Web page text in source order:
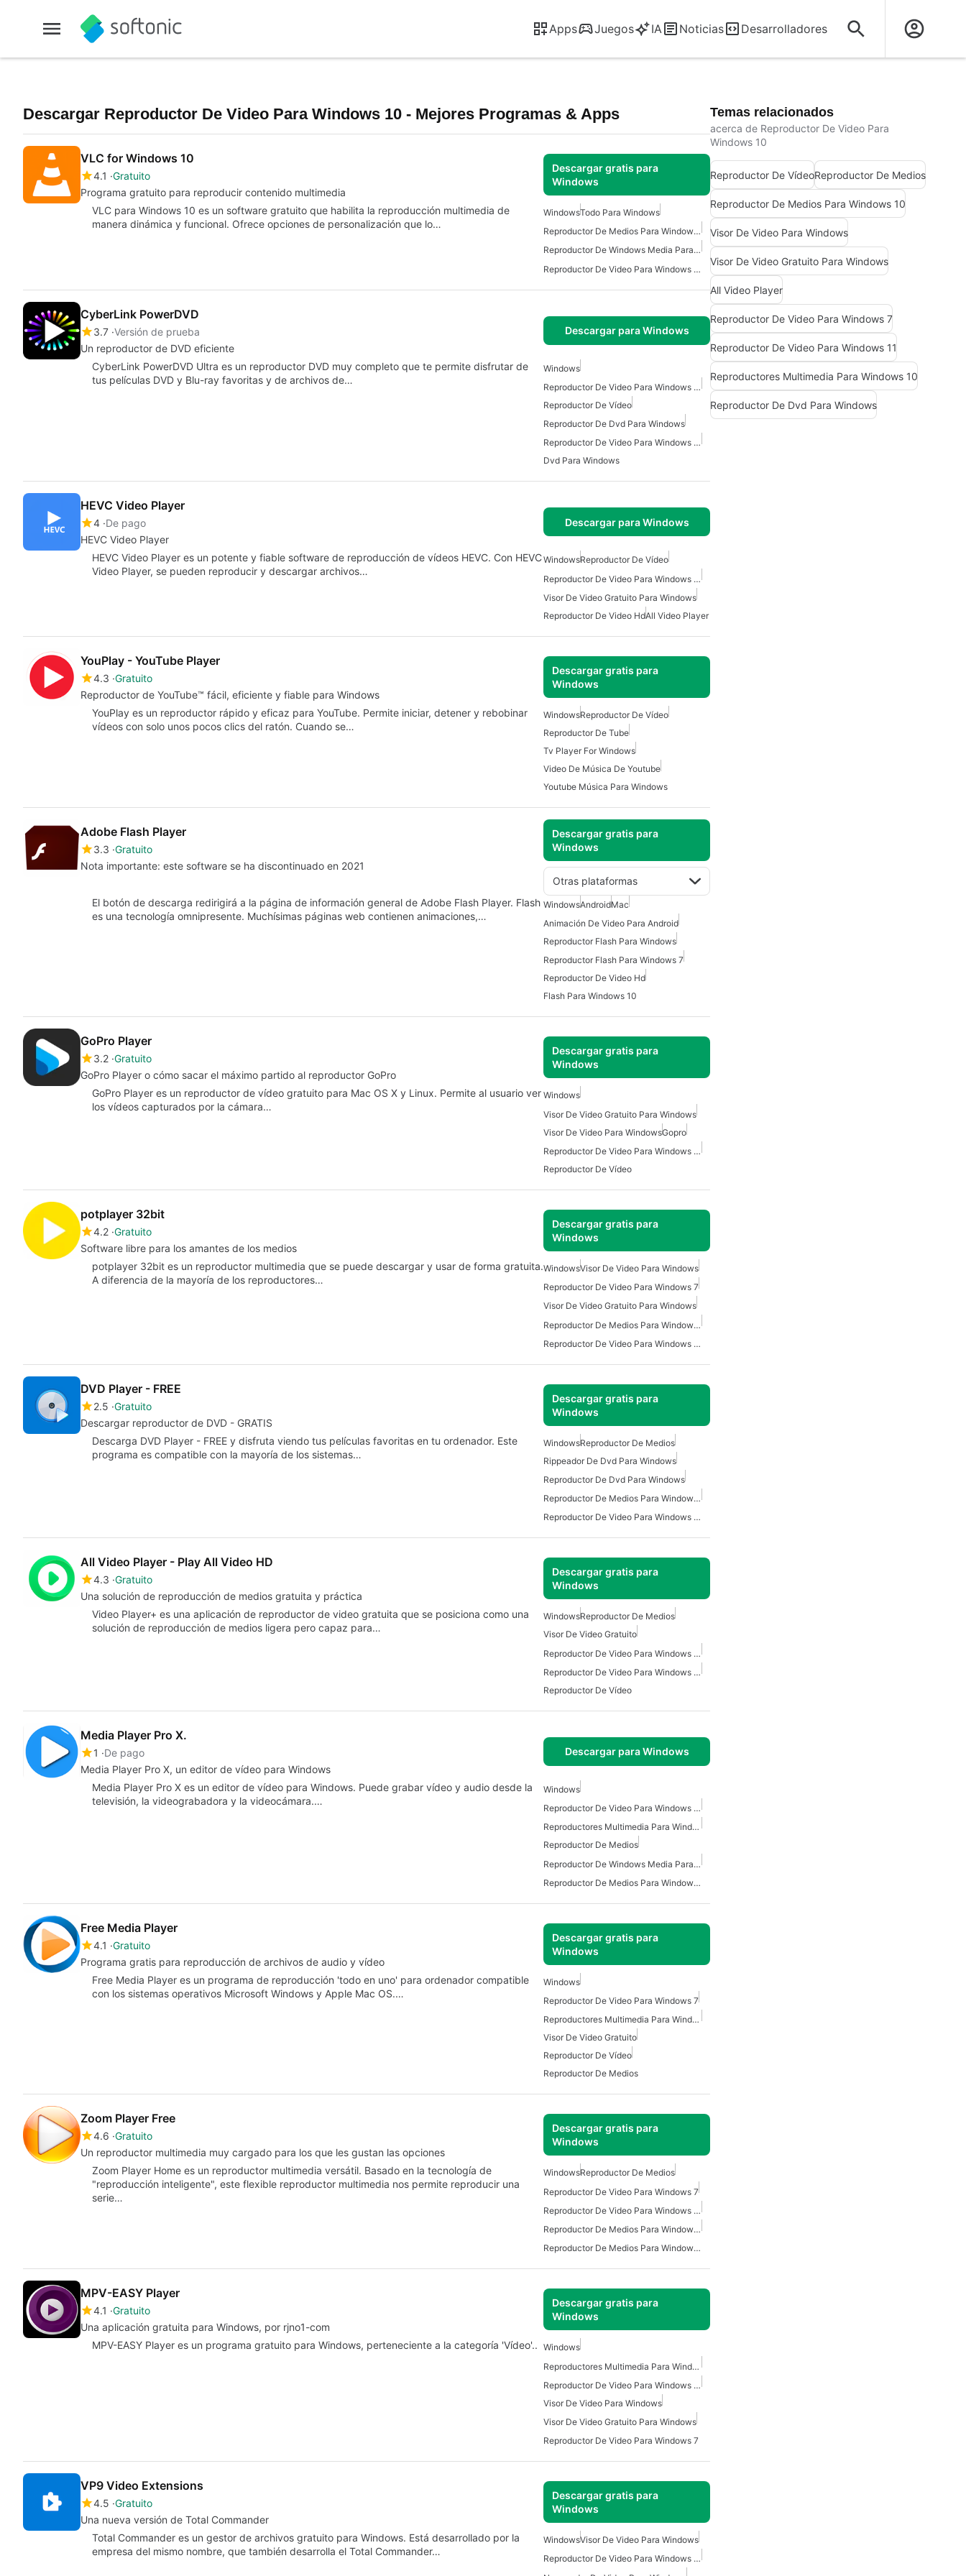
Apps Juegos IA Noticias Desarrolladores
Descargar Reproductor De Video Para Windows 10 - Mejores Programas & Apps
VLC for Windows 10
4.1 Gratuito
Programa gratuito para reproducir contenido multimedia
Descargar gratis para
Windows
VLC para Windows 10 es un software gratuito que habilita la reproducción multimedia de
manera dinámica y funcional. Ofrece opciones de personalización que lo…
WindowsTodo Para Windows
Reproductor De Medios Para Windows 10
Reproductor De Windows Media Para Windows 10
Reproductor De Video Para Windows 10
CyberLink PowerDVD
3.7 Versión de prueba
Un reproductor de DVD eficiente
Descargar para Windows
CyberLink PowerDVD Ultra es un reproductor DVD muy completo que te permite disfrutar de
tus películas DVD y Blu-ray favoritas y de archivos de…
Windows
Reproductor De Video Para Windows 10
Reproductor De Vídeo
Reproductor De Dvd Para Windows
Reproductor De Video Para Windows 11
Dvd Para Windows
HEVC Video Player
4 De pago
HEVC Video Player
Descargar para Windows
HEVC Video Player es un potente y fiable software de reproducción de vídeos HEVC. Con HEVC
Video Player, se pueden reproducir y descargar archivos…
WindowsReproductor De Vídeo
Reproductor De Video Para Windows 11
Visor De Video Gratuito Para Windows
Reproductor De Video HdAll Video Player
YouPlay - YouTube Player
4.3 Gratuito
Reproductor de YouTube™ fácil, eficiente y fiable para Windows
Descargar gratis para
Windows
YouPlay es un reproductor rápido y eficaz para YouTube. Permite iniciar, detener y rebobinar
vídeos con solo unos pocos clics del ratón. Cuando se…
WindowsReproductor De Vídeo
Reproductor De Tube
Tv Player For Windows
Video De Música De Youtube
Youtube Música Para Windows
Adobe Flash Player
3.3 Gratuito
Nota importante: este software se ha discontinuado en 2021
Descargar gratis para
Windows
Otras plataformas
El botón de descarga redirigirá a la página de información general de Adobe Flash Player. Flash
es una tecnología omnipresente. Muchísimas páginas web contienen animaciones,…
WindowsAndroidMac
Animación De Video Para Android
Reproductor Flash Para Windows
Reproductor Flash Para Windows 7
Reproductor De Video Hd
Flash Para Windows 10
GoPro Player
3.2 Gratuito
GoPro Player o cómo sacar el máximo partido al reproductor GoPro
Descargar gratis para
Windows
GoPro Player es un reproductor de vídeo gratuito para Mac OS X y Linux. Permite al usuario ver
los vídeos capturados por la cámara…
Windows
Visor De Video Gratuito Para Windows
Visor De Video Para WindowsGopro
Reproductor De Video Para Windows 10
Reproductor De Vídeo
potplayer 32bit
4.2 Gratuito
Software libre para los amantes de los medios
Descargar gratis para
Windows
potplayer 32bit es un reproductor multimedia que se puede descargar y usar de forma gratuita.
A diferencia de la mayoría de los reproductores…
WindowsVisor De Video Para Windows
Reproductor De Video Para Windows 7
Visor De Video Gratuito Para Windows
Reproductor De Medios Para Windows 10
Reproductor De Video Para Windows 10
DVD Player - FREE
2.5 Gratuito
Descargar reproductor de DVD - GRATIS
Descargar gratis para
Windows
Descarga DVD Player - FREE y disfruta viendo tus películas favoritas en tu ordenador. Este
programa es compatible con la mayoría de los sistemas…
WindowsReproductor De Medios
Rippeador De Dvd Para Windows
Reproductor De Dvd Para Windows
Reproductor De Medios Para Windows 10
Reproductor De Video Para Windows 11
All Video Player - Play All Video HD
4.3 Gratuito
Una solución de reproducción de medios gratuita y práctica
Descargar gratis para
Windows
Video Player+ es una aplicación de reproductor de video gratuita que se posiciona como una
solución de reproducción de medios ligera pero capaz para…
WindowsReproductor De Medios
Visor De Video Gratuito
Reproductor De Video Para Windows 11
Reproductor De Video Para Windows 10
Reproductor De Vídeo
Media Player Pro X.
1
De pago
Media Player Pro X, un editor de vídeo para Windows
Descargar para Windows
Media Player Pro X es un editor de vídeo para Windows. Puede grabar vídeo y audio desde la
televisión, la videograbadora y la videocámara.…
Windows
Reproductor De Video Para Windows 11
Reproductores Multimedia Para Windows 10
Reproductor De Medios
Reproductor De Windows Media Para Windows 10
Reproductor De Medios Para Windows 10
Free Media Player
4.1 Gratuito
Programa gratis para reproducción de archivos de audio y vídeo
Descargar gratis para
Windows
Free Media Player es un programa de reproducción 'todo en uno' para ordenador compatible
con los sistemas operativos Microsoft Windows y Apple Mac OS.…
Windows
Reproductor De Video Para Windows 7
Reproductores Multimedia Para Windows 10
Visor De Video Gratuito
Reproductor De Vídeo
Reproductor De Medios
Zoom Player Free
4.6 Gratuito
Un reproductor multimedia muy cargado para los que les gustan las opciones
Descargar gratis para
Windows
Zoom Player Home es un reproductor multimedia versátil. Basado en la tecnología de
"reproducción inteligente", este flexible reproductor multimedia nos permite reproducir una
serie…
WindowsReproductor De Medios
Reproductor De Video Para Windows 7
Reproductor De Video Para Windows 10
Reproductor De Medios Para Windows 10
Reproductor De Medios Para Windows 7
MPV-EASY Player
4.1 Gratuito
Una aplicación gratuita para Windows, por rjno1-com
Descargar gratis para
Windows
MPV-EASY Player es un programa gratuito para Windows, perteneciente a la categoría 'Vídeo'.. Windows
Reproductores Multimedia Para Windows 10
Reproductor De Video Para Windows 10
Visor De Video Para Windows
Visor De Video Gratuito Para Windows
Reproductor De Video Para Windows 7
VP9 Video Extensions
4.5 Gratuito
Una nueva versión de Total Commander
Descargar gratis para
Windows
Total Commander es un gestor de archivos gratuito para Windows. Está desarrollado por la
empresa del mismo nombre, que también desarrolla el Total Commander…
WindowsVisor De Video Para Windows
Reproductor De Video Para Windows 10
Temas relacionados
acerca de Reproductor De Video Para
Windows 10
Reproductor De VídeoReproductor De Medios
Reproductor De Medios Para Windows 10
Visor De Video Para Windows
Visor De Video Gratuito Para Windows
All Video Player
Reproductor De Video Para Windows 7
Reproductor De Video Para Windows 11
Reproductores Multimedia Para Windows 10
Reproductor De Dvd Para Windows